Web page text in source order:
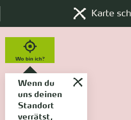
Karte
Wo bin ich?
Wenn du
uns deinen
Standort
verrätst,